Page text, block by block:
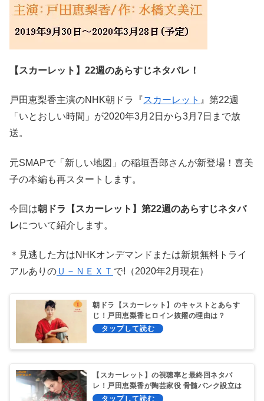
【スカーレット】22週のあらすじネタバレ！
戸田恵梨香主演のNHK朝ドラ『スカーレット 』第22週
「いとおしい時間」が2020年3月2日から3月7日まで放
送。
元SMAPで「新しい地図」の稲垣吾郎さんが新登場！喜美
子の本編も再スタートします。
今回は朝ドラ【スカーレット】第22週のあらすじネタバ
レについて紹介します。
＊見逃した方はNHKオンデマンドまたは新規無料トライ
アルありの Ｕ－ＮＥＸＴ で!（2020年2月現在）
朝ドラ【スカーレット】のキャストとあらす
じ！戸田恵梨香ヒロイン抜擢の理由は？
【スカーレット】の視聴率と最終回ネタバ
レ！戸田恵梨香が陶芸家役 骨髄バンク設立は
演じる？